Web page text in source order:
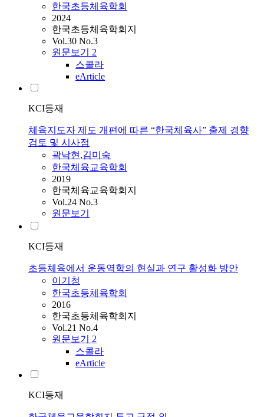
한국초등체육학회
2024
한국초등체육학회지
Vol.30 No.3
원문보기 2
스콜라
eArticle
KCI등재
체육지도자 제도 개편에 따른 “한국체육사” 출제 경향
검토 및 시사점
곽낙현,김미숙
한국체육교육학회
2019
한국체육교육학회지
Vol.24 No.3
원문보기
KCI등재
초등체육에서 운동역학의 현실과 연구 활성화 방안
이기청
한국초등체육학회
2016
한국초등체육학회지
Vol.21 No.4
원문보기 2
스콜라
eArticle
KCI등재